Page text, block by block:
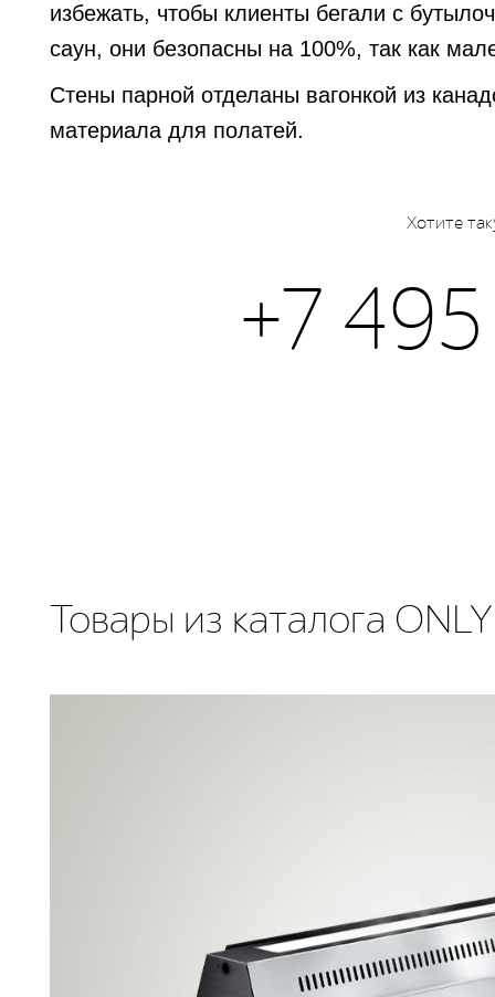
избежать, чтобы клиенты бегали с
саун, они безопасны на 100%, так как
Стены парной отделаны вагонкой из
материала для полатей.
Хотите
+7
Товары из каталога